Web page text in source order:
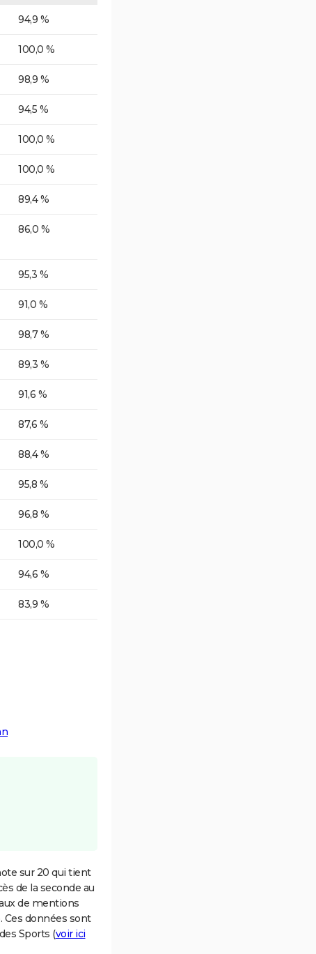
94,9 %
100,0 %
98,9 %
94,5 %
100,0 %
100,0 %
89,4 %
86,0 %
95,3 %
91,0 %
98,7 %
89,3 %
91,6 %
87,6 %
88,4 %
95,8 %
96,8 %
100,0 %
94,6 %
83,9 %
sur 20 qui tient
de la seconde au
de mentions
Ces données sont
Sports (voir ici